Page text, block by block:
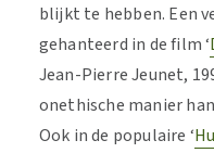
blijkt te hebben. Een
gehanteerd in de film ‘
Jean-Pierre Jeunet,
onethische manier
Ook in de populaire ‘